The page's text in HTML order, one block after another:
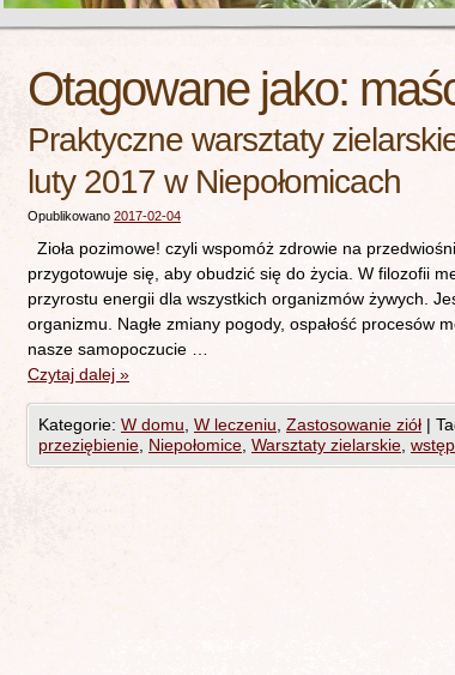
Otagowane jako:
Praktyczne warsztaty
luty 2017 w Niepołomicach
Opublikowano 2017-02-04
Zioła pozimowe! czyli wspomóż zdrowie na
przygotowuje się, aby obudzić się do życia. W filozofii
przyrostu energii dla wszystkich organizmów żywych.
organizmu. Nagłe zmiany pogody, ospałość procesów
nasze samopoczucie …
Czytaj dalej »
Kategorie: W domu W leczeniu Zastosowanie ziół |
przeziębienie Niepołomice Warsztaty zielarskie